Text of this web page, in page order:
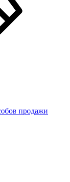
продажи